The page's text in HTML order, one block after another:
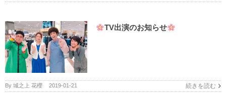
TV出演のお知らせ
By 城之上 花櫻 2019-01-21 続きを読む